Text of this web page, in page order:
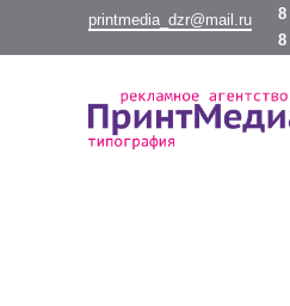
8
printmedia_dzr@mail.ru
8